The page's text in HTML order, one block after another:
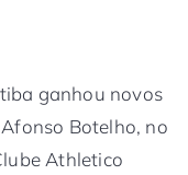
ganhou novos
Botelho, no
Athletico